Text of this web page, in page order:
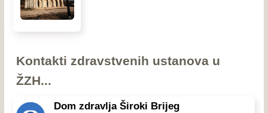
Kontakti zdravstvenih ustanova u
ŽZH...
Dom zdravlja Široki Brijeg